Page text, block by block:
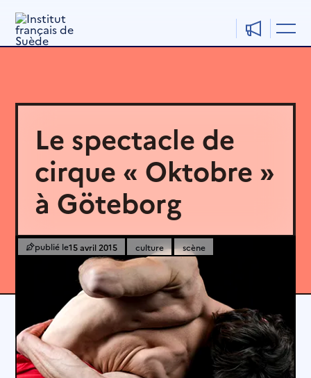
contenu
Le spectacle de
cirque « Oktobre »
à Göteborg
15 avril 2015 culture scène